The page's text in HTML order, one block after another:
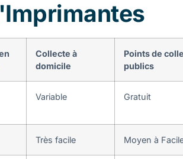
Collecte à
domicile
Points de
publics
Variable Gratuit
Très facile Moyen à